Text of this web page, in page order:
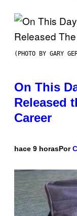
(PHOTO BY GARY
On This
Released
Career
hace 9 horasPor